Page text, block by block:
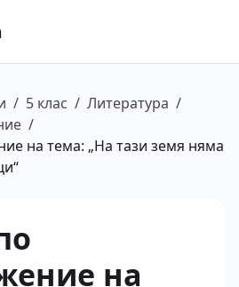
/ 5 клас / Литература /
/
на тема: „На тази земя няма
на